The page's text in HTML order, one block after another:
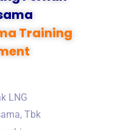
Training